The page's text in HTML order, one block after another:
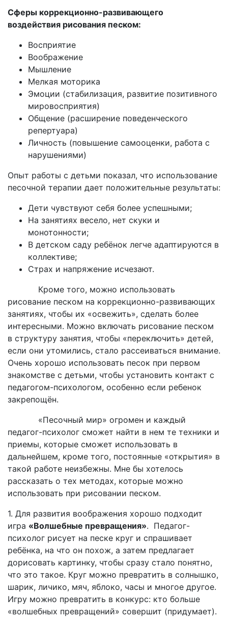
Сферы коррекционно-развивающего
воздействия рисования песком:
Восприятие
Воображение
Мышление
Мелкая моторика
Эмоции (стабилизация, развитие позитивного
мировосприятия)
Общение (расширение поведенческого
репертуара)
Личность (повышение самооценки, работа с
нарушениями)
Опыт работы с детьми показал, что использование
песочной терапии дает положительные результаты:
Дети чувствуют себя более успешными;
На занятиях весело, нет скуки и
монотонности;
В детском саду ребёнок легче адаптируются в
коллективе;
Страх и напряжение исчезают.
Кроме того, можно использовать
рисование песком на коррекционно-развивающих
занятиях, чтобы их «освежить», сделать более
интересными. Можно включать рисование песком
в структуру занятия, чтобы «переключить» детей,
если они утомились, стало рассеиваться внимание.
Очень хорошо использовать песок при первом
знакомстве с детьми, чтобы установить контакт с
педагогом-психологом, особенно если ребенок
закрепощён.
«Песочный мир» огромен и каждый
педагог-психолог сможет найти в нем те техники и
приемы, которые сможет использовать в
дальнейшем, кроме того, постоянные «открытия» в
такой работе неизбежны. Мне бы хотелось
рассказать о тех методах, которые можно
использовать при рисовании песком.
1. Для развития воображения хорошо подходит
игра «Волшебные превращения». Педагог-
психолог рисует на песке круг и спрашивает
ребёнка, на что он похож, а затем предлагает
дорисовать картинку, чтобы сразу стало понятно,
что это такое. Круг можно превратить в солнышко,
шарик, личико, мяч, яблоко, часы и многое другое.
Игру можно превратить в конкурс: кто больше
«волшебных превращений» совершит (придумает).